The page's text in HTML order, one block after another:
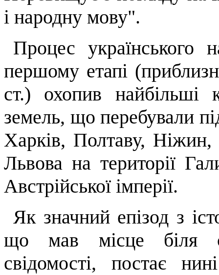
і народну мову".
Процес українського
першому етапі
ст.) охопив найбільші
земель, що перебували
Харків, Полтаву,
Львова на території
Австрійської імперії.
Як значний епізод з
що мав місце біля
свідомості, постає